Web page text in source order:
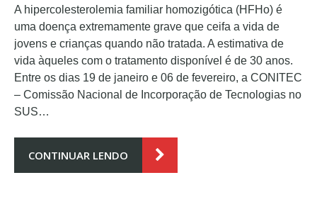
A hipercolesterolemia familiar homozigótica (HFHo) é
uma doença extremamente grave que ceifa a vida de
jovens e crianças quando não tratada. A estimativa de
vida àqueles com o tratamento disponível é de 30 anos.
Entre os dias 19 de janeiro e 06 de fevereiro, a CONITEC
– Comissão Nacional de Incorporação de Tecnologias no
SUS…
CONTINUAR LENDO